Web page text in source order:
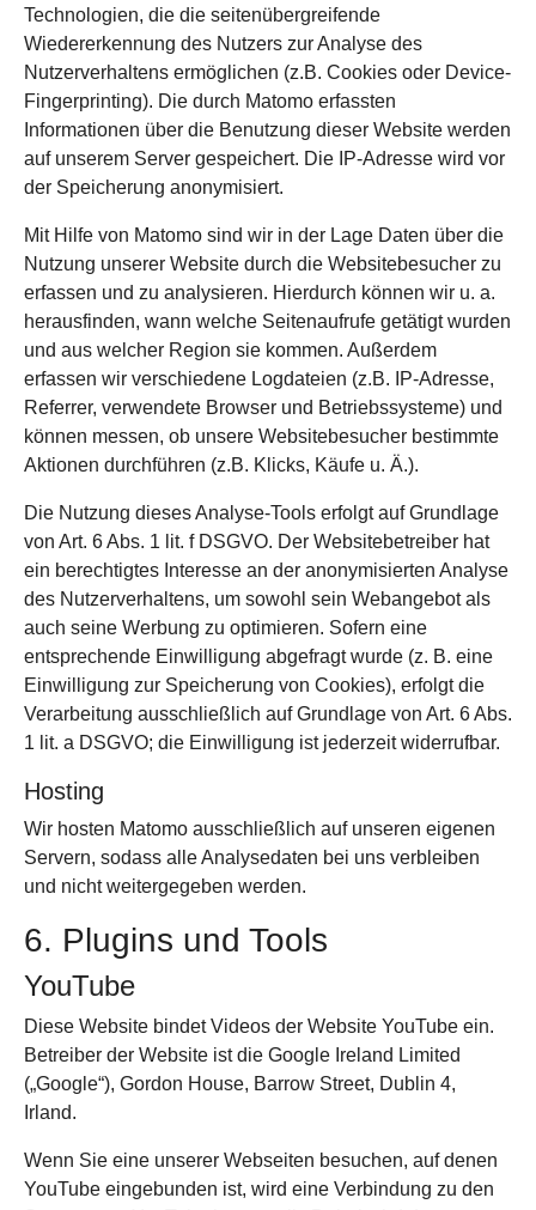
Technologien, die die seitenübergreifende
Wiedererkennung des Nutzers zur Analyse des
Nutzerverhaltens ermöglichen (z.B. Cookies oder Device-
Fingerprinting). Die durch Matomo erfassten
Informationen über die Benutzung dieser Website werden
auf unserem Server gespeichert. Die IP-Adresse wird vor
der Speicherung anonymisiert.
Mit Hilfe von Matomo sind wir in der Lage Daten über die
Nutzung unserer Website durch die Websitebesucher zu
erfassen und zu analysieren. Hierdurch können wir u. a.
herausfinden, wann welche Seitenaufrufe getätigt wurden
und aus welcher Region sie kommen. Außerdem
erfassen wir verschiedene Logdateien (z.B. IP-Adresse,
Referrer, verwendete Browser und Betriebssysteme) und
können messen, ob unsere Websitebesucher bestimmte
Aktionen durchführen (z.B. Klicks, Käufe u. Ä.).
Die Nutzung dieses Analyse-Tools erfolgt auf Grundlage
von Art. 6 Abs. 1 lit. f DSGVO. Der Websitebetreiber hat
ein berechtigtes Interesse an der anonymisierten Analyse
des Nutzerverhaltens, um sowohl sein Webangebot als
auch seine Werbung zu optimieren. Sofern eine
entsprechende Einwilligung abgefragt wurde (z. B. eine
Einwilligung zur Speicherung von Cookies), erfolgt die
Verarbeitung ausschließlich auf Grundlage von Art. 6 Abs.
1 lit. a DSGVO; die Einwilligung ist jederzeit widerrufbar.
Hosting
Wir hosten Matomo ausschließlich auf unseren eigenen
Servern, sodass alle Analysedaten bei uns verbleiben
und nicht weitergegeben werden.
6. Plugins und Tools
YouTube
Diese Website bindet Videos der Website YouTube ein.
Betreiber der Website ist die Google Ireland Limited
(„Google“), Gordon House, Barrow Street, Dublin 4,
Irland.
Wenn Sie eine unserer Webseiten besuchen, auf denen
YouTube eingebunden ist, wird eine Verbindung zu den